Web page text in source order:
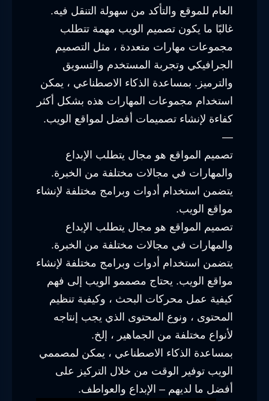
العام للموقع والتأكد من سهولة التنقل فيه.
غالبًا ما يكون تصميم الويب مهمة تتطلب
مجموعات مهارات متعددة ، مثل التصميم
الجرافيكي وتجربة المستخدم والتسويق
والترميز. بمساعدة الذكاء الاصطناعي ، يمكن
استخدام مجموعات المهارات هذه بشكل أكثر
كفاءة لإنشاء تصميمات أفضل لمواقع الويب.
—
تصميم المواقع هو مجال يتطلب الإبداع
والمهارات في مجالات مختلفة من الخبرة.
يتضمن استخدام أدوات وبرامج مختلفة لإنشاء
مواقع الويب.
تصميم المواقع هو مجال يتطلب الإبداع
والمهارات في مجالات مختلفة من الخبرة.
يتضمن استخدام أدوات وبرامج مختلفة لإنشاء
مواقع الويب. يحتاج مصممو الويب إلى فهم
كيفية عمل محركات البحث ، وكيفية تنظيم
المحتوى ، ونوع المحتوى الذي يجب إنتاجه
لأنواع مختلفة من الجماهير ، إلخ.
بمساعدة الذكاء الاصطناعي ، يمكن لمصممي
الويب توفير الوقت من خلال التركيز على
أفضل ما لديهم – الإبداع والعواطف.